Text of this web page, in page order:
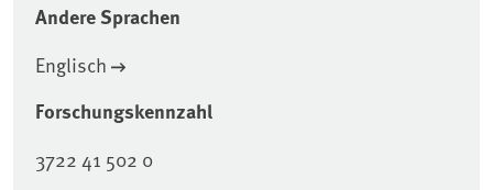
Andere Sprachen
Englisch
Forschungskennzahl
3722 41 502 0